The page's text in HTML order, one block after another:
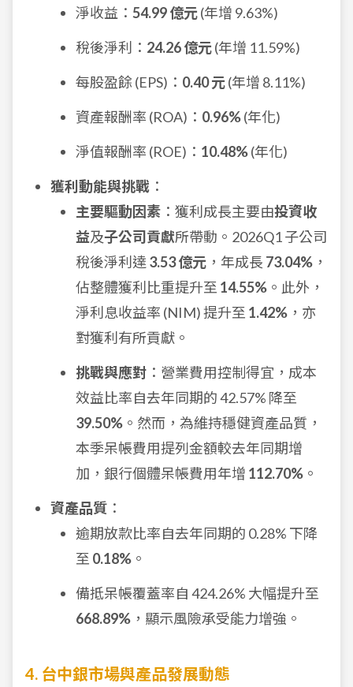
淨收益： 54.99 億元(年增 9.63%)
稅後淨利： 24.26 億元(年增 11.59%)
每股盈餘 (EPS)： 0.40 元(年增 8.11%)
資產報酬率 (ROA)： 0.96%(年化)
淨值報酬率 (ROE)： 10.48%(年化)
獲利動能與挑戰 ：
主要驅動因素 ：獲利成長主要由投資收
益及子公司貢獻所帶動。2026Q1 子公司
稅後淨利達 3.53 億元 ，年成長 73.04% ，
佔整體獲利比重提升至 14.55% 。此外，
淨利息收益率 (NIM) 提升至 1.42% ，亦
對獲利有所貢獻。
挑戰與應對 ：營業費用控制得宜，成本
效益比率自去年同期的 42.57% 降至
39.50% 。然而，為維持穩健資產品質，
本季呆帳費用提列金額較去年同期增
加，銀行個體呆帳費用年增 112.70% 。
資產品質 ：
逾期放款比率自去年同期的 0.28% 下降
至 0.18% 。
備抵呆帳覆蓋率自 424.26% 大幅提升至
668.89% ，顯示風險承受能力增強。
4. 台中銀市場與產品發展動態